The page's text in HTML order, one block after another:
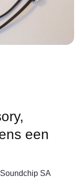
een
SA